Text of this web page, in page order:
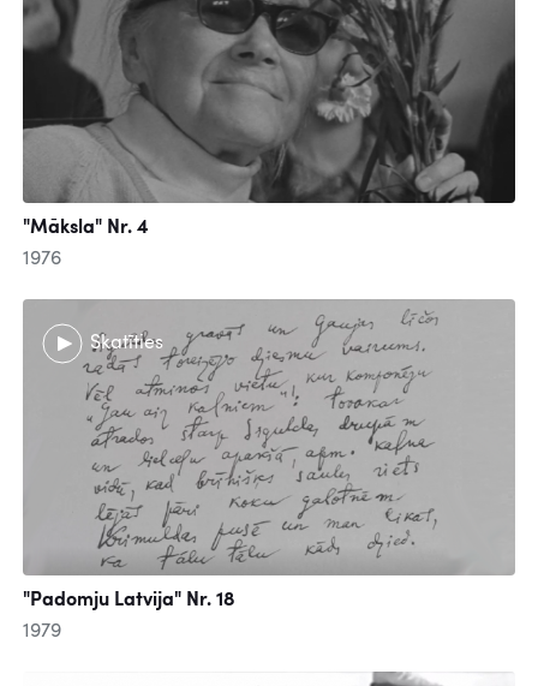
"Māksla" Nr. 4
1976
Skatīties
"Padomju Latvija" Nr. 18
1979